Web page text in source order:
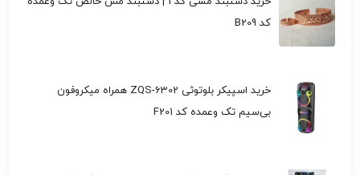
کد B209
خرید اسپیکر بلوتوثی ZQS-6302 همراه میکروفون
بی‌سیم تک وعمده کد F201